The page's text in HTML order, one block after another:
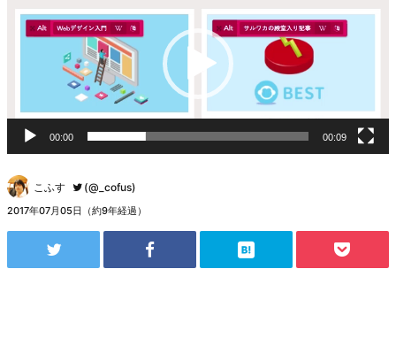
00:00 00:09
こふす (@_cofus)
2017年07月05日（約9年経過）